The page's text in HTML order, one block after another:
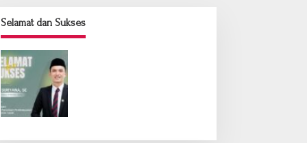
Selamat dan Sukses